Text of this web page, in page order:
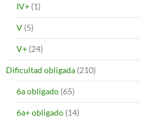
IV+ (1)
V (5)
V+ (24)
Dificultad obligada (210)
6a obligado (65)
6a+ obligado (14)